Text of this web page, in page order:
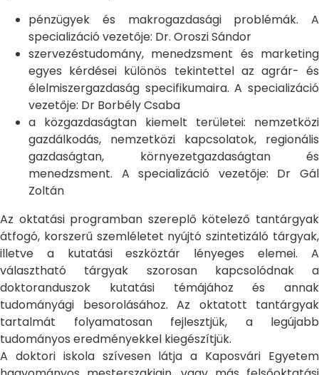
pénzügyek és makrogazdasági problémák. A
specializáció vezetője: Dr. Oroszi Sándor
szervezéstudomány, menedzsment és marketing
egyes kérdései különös tekintettel az agrár- és
élelmiszergazdaság specifikumaira. A specializáció
vezetője: Dr Borbély Csaba
a közgazdaságtan kiemelt területei: nemzetközi
gazdálkodás, nemzetközi kapcsolatok, regionális
gazdaságtan, környezetgazdaságtan és
menedzsment. A specializáció vezetője: Dr Gál
Zoltán
Az oktatási programban szereplő kötelező tantárgyak
átfogó, korszerű szemléletet nyújtó szintetizáló tárgyak,
illetve a kutatási eszköztár lényeges elemei. A
választható tárgyak szorosan kapcsolódnak a
doktoranduszok kutatási témájához és annak
tudományági besorolásához. Az oktatott tantárgyak
tartalmát folyamatosan fejlesztjük, a legújabb
tudományos eredményekkel kiegészítjük.
A doktori iskola szívesen látja a Kaposvári Egyetem